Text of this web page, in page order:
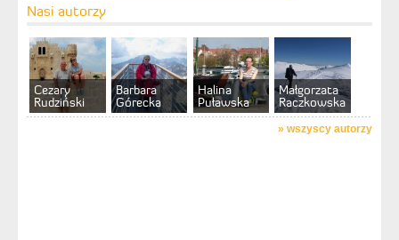
Nasi autorzy
Cezary
Rudziński
Barbara
Górecka
Halina
Puławska
Małgorzata
Raczkowska
» wszyscy autorzy